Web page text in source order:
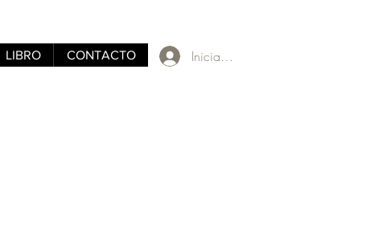
LIBRO CONTACTO Iniciar sesión